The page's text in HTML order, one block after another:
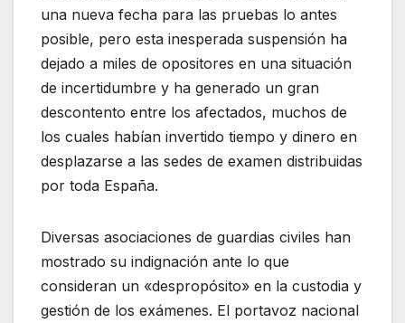
una nueva fecha para las pruebas lo antes
posible, pero esta inesperada suspensión ha
dejado a miles de opositores en una situación
de incertidumbre y ha generado un gran
descontento entre los afectados, muchos de
los cuales habían invertido tiempo y dinero en
desplazarse a las sedes de examen distribuidas
por toda España.
Diversas asociaciones de guardias civiles han
mostrado su indignación ante lo que
consideran un «despropósito» en la custodia y
gestión de los exámenes. El portavoz nacional